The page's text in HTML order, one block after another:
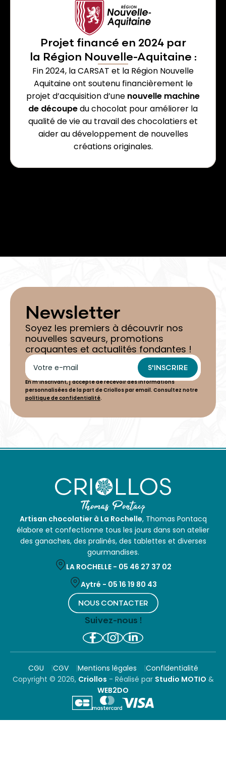
Projet financé en 2024 par
la Région Nouvelle-Aquitaine :
Fin 2024, la CARSAT et la Région Nouvelle
Aquitaine ont soutenu financièrement le
projet d’acquisition d’une nouvelle machine
de découpe du chocolat pour améliorer la
qualité de vie au travail des chocolatiers et
aider au développement de nouvelles
créations originales.
Newsletter
Soyez les premiers à découvrir nos
nouvelles saveurs, promotions
croquantes et actualités fondantes !
S'INSCRIRE
En m’inscrivant, j'accepte de recevoir des informations
personnalisées de la part de Criollos par email. Consultez notre
politique de confidentialité.
Artisan chocolatier à La Rochelle, Thomas Pontacq
élabore et confectionne tous les jours dans son atelier
des ganaches, des pralinés, des tablettes et diverses
gourmandises.
LA ROCHELLE - 05 46 27 37 02
Aytré - 05 16 19 80 43
NOUS CONTACTER
Suivez-nous !
Copyright © 2026, Criollos - Réalisé par Studio MOTIO &
WEB2DO
CGU CGV Mentions légales Confidentialité